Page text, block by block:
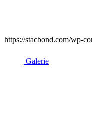
https://stacbond.com/wp-
Galerie